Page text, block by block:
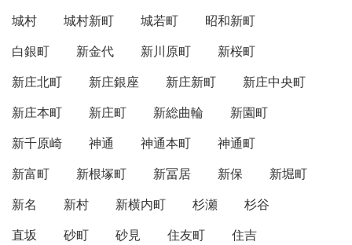
城村
城村新町 城若町
昭和新町
白銀町
新金代 新川原町
新桜町
新庄北町
新庄銀座 新庄新町
新庄中央町
新庄本町
新庄町 新総曲輪
新園町
新千原崎
神通 神通本町
神通町
新富町
新根塚町 新冨居 新保
新堀町
新名
新村 新横内町 杉瀬
杉谷
直坂
砂町 砂見 住友町
住吉